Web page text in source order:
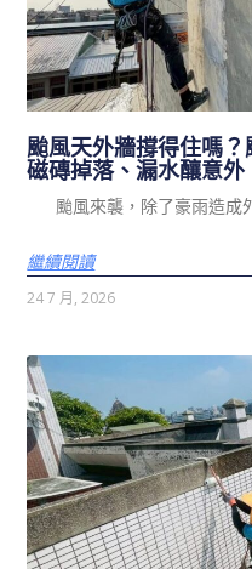
颱風天外牆撐得住嗎
磁磚掉落、漏水釀意外
颱風來襲，除了豪雨造成
繼續閱讀
24 7 月, 2026